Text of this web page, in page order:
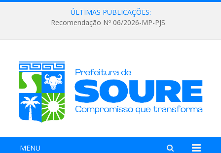
ÚLTIMAS PUBLICAÇÕES:
Recomendação Nº 06/2026-MP-PJS
MENU